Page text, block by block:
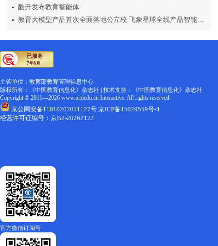
酷开发布教育智能体
教育大模型产品首次全面落地公立校 飞象星球全线产品智能升级
主管单位：教育部教育管理信息中心
版权所有：《中国教育信息化》杂志社 | 技术支持：《中国教育信息化》杂志社
Copyright © 2011―2026 www.ictdedu.cn Interactive. All rights reserved.
京公网安备11010202011127号 京ICP备15029559号-4
经营许可证编号：京B2-20262122
官方微信订阅号